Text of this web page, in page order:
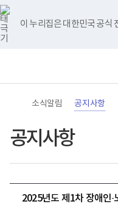
바
로
가
기
메
이 누리집은 대한민국 공식
너
비
767px
이
하
영메
홈
소식알림 공지사항
공지사항
2025년도 제1차 장애인·
유
튜
브
블
로
그
인
스
타
그
램
페
이
스
북